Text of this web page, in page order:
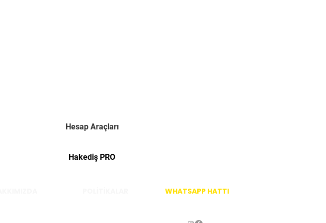
Hesap Araçları
Hakediş PRO
WHATSAPP HATTI